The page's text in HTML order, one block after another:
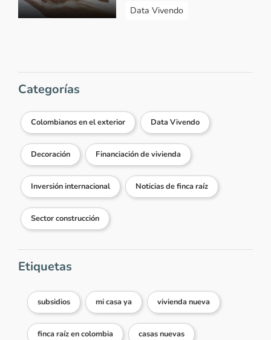
Data Vivendo
Categorías
Colombianos en el exterior Data Vivendo
Decoración Financiación de vivienda
Inversión internacional Noticias de finca raíz
Sector construcción
Etiquetas
subsidios mi casa ya vivienda nueva
finca raíz en colombia casas nuevas